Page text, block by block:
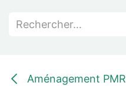
Aménagement PMR